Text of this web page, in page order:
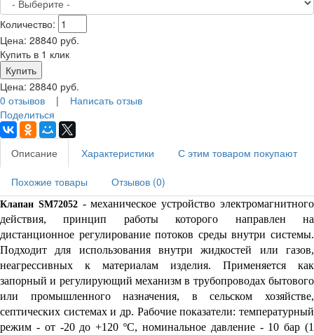
Количество:
Цена: 28840 руб.
Купить в 1 клик
Цена: 28840 руб.
0 отзывов | Написать отзыв
Поделиться
Описание Характеристики С этим товаром покупают
Похожие товары Отзывов (0)
Клапан SM72052 - механическое устройство электромагнитного
действия, принцип работы которого направлен на
дистанционное регулирование потоков среды внутри системы.
Подходит для использования внутри жидкостей или газов,
неагрессивных к материалам изделия. Применяется как
запорный и регулирующий механизм в трубопроводах бытового
или промышленного назначения, в сельском хозяйстве,
септических системах и др. Рабочие показатели: температурный
режим - от -20 до +120 ºС, номинальное давление - 10 бар (1